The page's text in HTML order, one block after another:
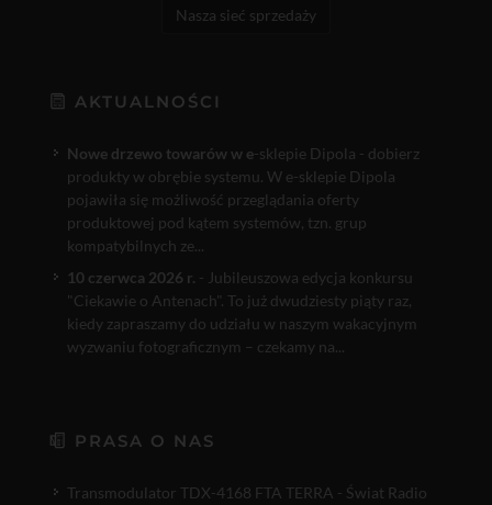
Nasza sieć sprzedaży
AKTUALNOŚCI
Nowe drzewo towarów w e-sklepie Dipola - dobierz
produkty w obrębie systemu. W e-sklepie Dipola
pojawiła się możliwość przeglądania oferty
produktowej pod kątem systemów, tzn. grup
kompatybilnych ze...
10 czerwca 2026 r. - Jubileuszowa edycja konkursu
"Ciekawie o Antenach". To już dwudziesty piąty raz,
kiedy zapraszamy do udziału w naszym wakacyjnym
wyzwaniu fotograficznym – czekamy na...
PRASA O NAS
Transmodulator TDX-4168 FTA TERRA - Świat Radio